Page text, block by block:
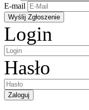
E-mail
Login
Hasło